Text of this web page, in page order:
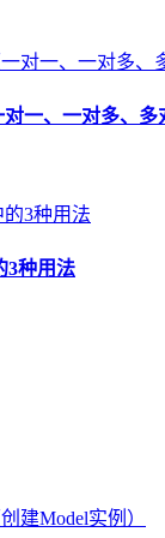
一、一对多、多
3种用法